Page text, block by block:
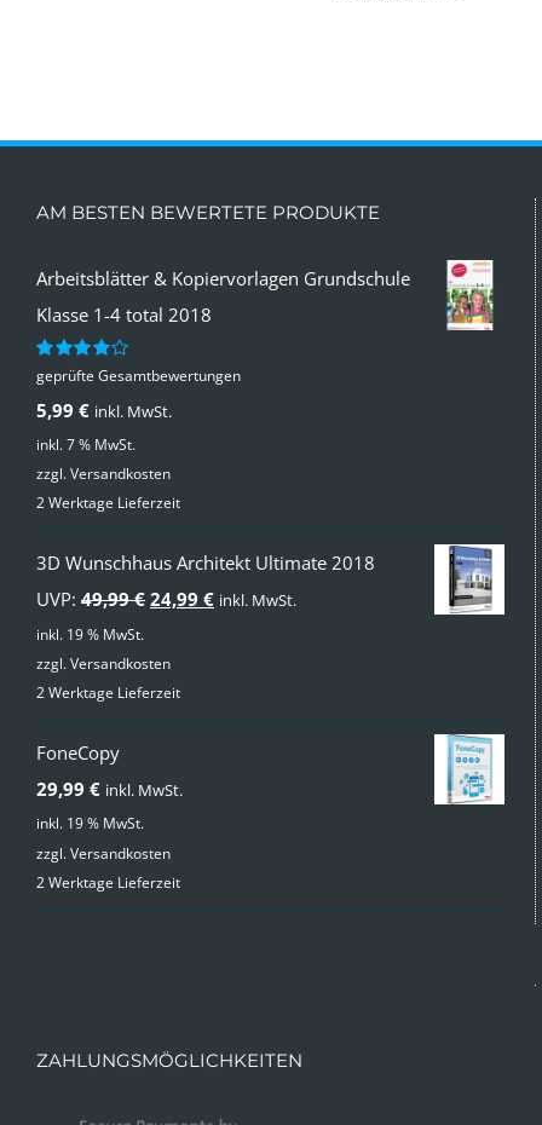
AM BESTEN BEWERTETE PRODUKTE
Arbeitsblätter & Kopiervorlagen Grundschule
Klasse 1-4 total 2018
Bewertet
von 5
geprüfte Gesamtbewertungen
5,99 € inkl. MwSt.
inkl. 7 % MwSt.
zzgl.Versandkosten
2 Werktage Lieferzeit
3D Wunschhaus Architekt Ultimate 2018
UVP: 49,99€ Ursprünglicher
war:
24,99 €Aktueller
inkl. MwSt.
inkl. 19 % MwSt.
zzgl.Versandkosten
2 Werktage Lieferzeit
FoneCopy
29,99 € inkl. MwSt.
inkl. 19 % MwSt.
zzgl.Versandkosten
2 Werktage Lieferzeit
ZAHLUNGSMÖGLICHKEITEN